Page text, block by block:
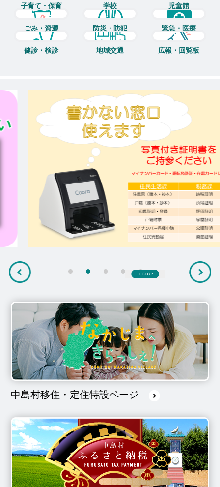
子育て・保育 学校 児童館
ごみ・資源 防災・防犯 緊急・医療
健診・検診 地域交通 広報・回覧板
停止
1番目を表示2番目を表示3番目を表示4番目を表示5番目を表示
中島村移住・定住特設ページ